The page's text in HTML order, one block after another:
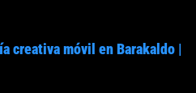
creativa móvil en Barakaldo |